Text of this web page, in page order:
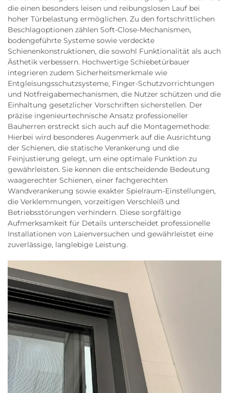
die einen besonders leisen und reibungslosen Lauf bei
hoher Türbelastung ermöglichen. Zu den fortschrittlichen
Beschlagoptionen zählen Soft-Close-Mechanismen,
bodengeführte Systeme sowie verdeckte
Schienenkonstruktionen, die sowohl Funktionalität als auch
Ästhetik verbessern. Hochwertige Schiebetürbauer
integrieren zudem Sicherheitsmerkmale wie
Entgleisungsschutzsysteme, Finger-Schutzvorrichtungen
und Notfreigabemechanismen, die Nutzer schützen und die
Einhaltung gesetzlicher Vorschriften sicherstellen. Der
präzise ingenieurtechnische Ansatz professioneller
Bauherren erstreckt sich auch auf die Montagemethode:
Hierbei wird besonderes Augenmerk auf die Ausrichtung
der Schienen, die statische Verankerung und die
Feinjustierung gelegt, um eine optimale Funktion zu
gewährleisten. Sie kennen die entscheidende Bedeutung
waagerechter Schienen, einer fachgerechten
Wandverankerung sowie exakter Spielraum-Einstellungen,
die Verklemmungen, vorzeitigen Verschleiß und
Betriebsstörungen verhindern. Diese sorgfältige
Aufmerksamkeit für Details unterscheidet professionelle
Installationen von Laienversuchen und gewährleistet eine
zuverlässige, langlebige Leistung.